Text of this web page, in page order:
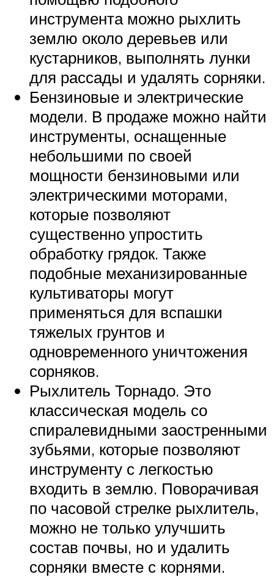
инструмента можно рыхлить
землю около деревьев или
кустарников, выполнять лунки
для рассады и удалять сорняки.
Бензиновые и электрические
модели. В продаже можно найти
инструменты, оснащенные
небольшими по своей
мощности бензиновыми или
электрическими моторами,
которые позволяют
существенно упростить
обработку грядок. Также
подобные механизированные
культиваторы могут
применяться для вспашки
тяжелых грунтов и
одновременного уничтожения
сорняков.
Рыхлитель Торнадо. Это
классическая модель со
спиралевидными заостренными
зубьями, которые позволяют
инструменту с легкостью
входить в землю. Поворачивая
по часовой стрелке рыхлитель,
можно не только улучшить
состав почвы, но и удалить
сорняки вместе с корнями.